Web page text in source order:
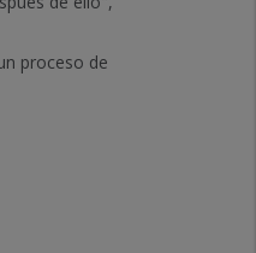
proceso de